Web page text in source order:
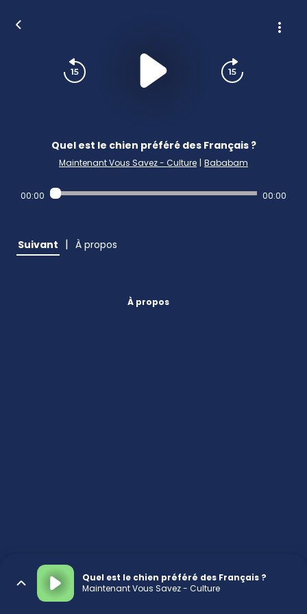
Quel est le chien préféré des Français ?
Maintenant Vous Savez - Culture | Bababam
00:00 00:00
Suivant | À propos
À propos
Quel est le chien préféré des Français ?
Maintenant Vous Savez - Culture